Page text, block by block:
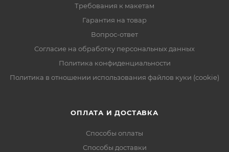
Требования к макетам
Гарантия на товар
Вопрос-ответ
Согласие на обработку персональных данных
Политика конфиденциальности
Политика в отношении использования файлов куки (cookie)
ОПЛАТА И ДОСТАВКА
Способы оплаты
Способы доставки